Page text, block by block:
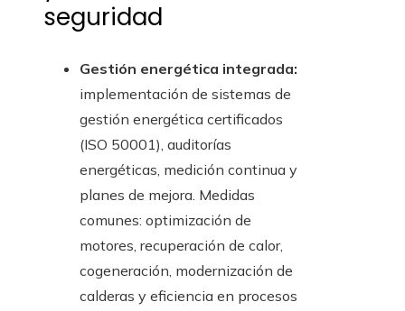
seguridad
Gestión energética integrada:
implementación de sistemas de
gestión energética certificados
(ISO 50001), auditorías
energéticas, medición continua y
planes de mejora. Medidas
comunes: optimización de
motores, recuperación de calor,
cogeneración, modernización de
calderas y eficiencia en procesos